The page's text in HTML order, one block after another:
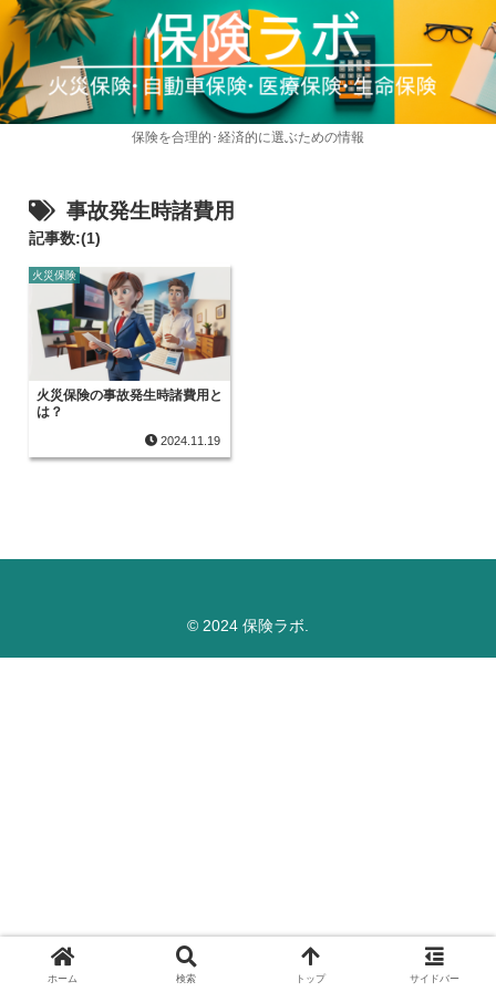
保険を合理的･経済的に選ぶための情報
事故発生時諸費用
記事数:(1)
火災保険
火災保険の事故発生時諸費用と
は？
2024.11.19
© 2024 保険ラボ.
ホーム 検索 トップ サイドバー